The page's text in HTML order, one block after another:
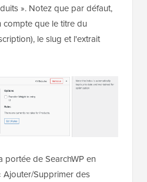
». Notez que par défaut,
que le titre du
le slug et l'extrait
portée de SearchWP en
Ajouter/Supprimer des